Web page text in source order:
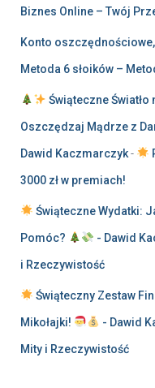
Biznes Online – Twój
Konto
Metoda 6 słoików –
Świąteczne
Oszczędzaj Mądrze z
Dawid Kaczmarczyk-
3000 zł w premiach!
Świąteczne Wydatki:
Pomóc? - Dawid
i Rzeczywistość
Świąteczny Zestaw
Mikołajki! - Dawid
Mity i Rzeczywistość